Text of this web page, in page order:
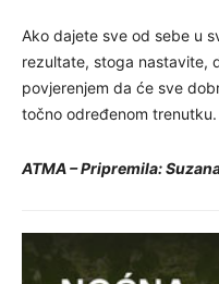
Ako dajete sve od sebe u
rezultate, stoga nastavite,
povjerenjem da će sve
točno određenom trenutku.
ATMA – Pripremila: